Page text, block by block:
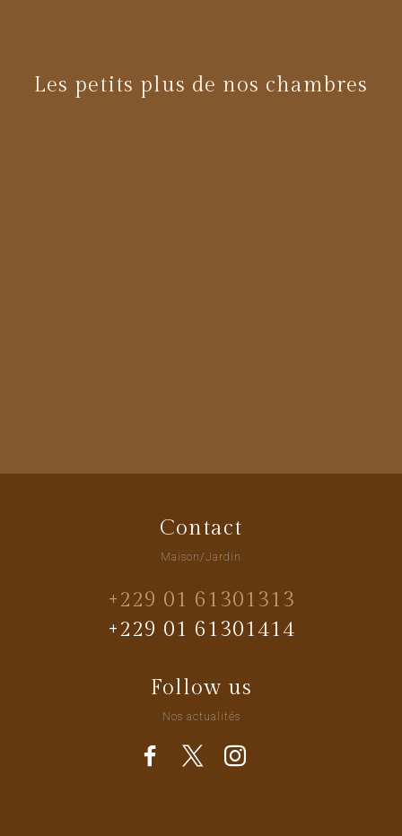
Les petits plus de nos chambres
Contact
Maison/Jardin
+229 01 61301313
+229 01 61301414
Follow us
Nos actualités